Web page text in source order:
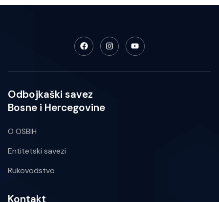
Odbojkaški savez
Bosne i Hercegovine
O OSBIH
Entitetski savezi
Rukovodstvo
Kontakt